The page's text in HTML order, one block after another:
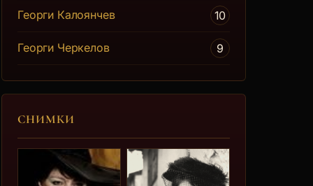
Георги Калоянчев 10
Георги Черкелов 9
СНИМКИ